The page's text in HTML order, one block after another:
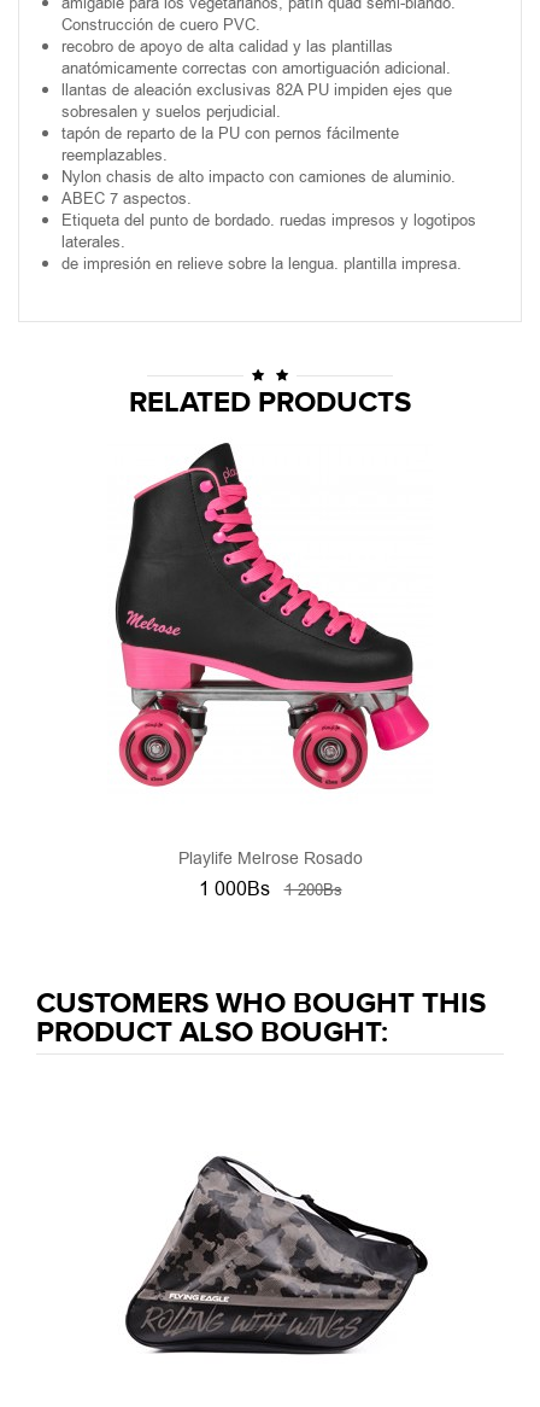
Construcción de cuero PVC.
recobro de apoyo de alta calidad y las plantillas
anatómicamente correctas con amortiguación adicional.
llantas de aleación exclusivas 82A PU impiden ejes que
sobresalen y suelos perjudicial.
tapón de reparto de la PU con pernos fácilmente
reemplazables.
Nylon chasis de alto impacto con camiones de aluminio.
ABEC 7 aspectos.
Etiqueta del punto de bordado. ruedas impresos y logotipos
laterales.
de impresión en relieve sobre la lengua. plantilla impresa.
RELATED PRODUCTS
Playlife Melrose Rosado
1 000Bs 1 200Bs
CUSTOMERS WHO BOUGHT THIS
PRODUCT ALSO BOUGHT: